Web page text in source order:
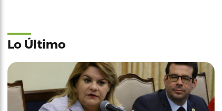
Lo Último